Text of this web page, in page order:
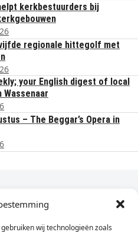
wij technologieën zoals
kerkbestuurders bij
regionale hittegolf met
your English digest of local
Wassenaar
– The Beggar’s Opera in
nieuws in je e-mail?